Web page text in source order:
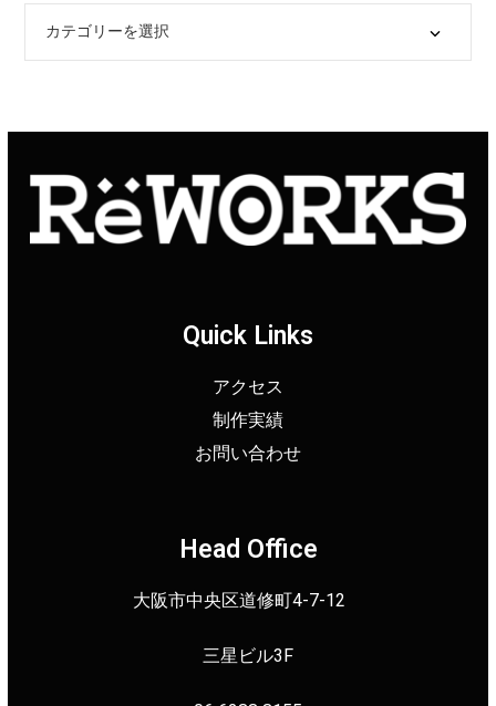
Quick Links
アクセス
制作実績
お問い合わせ
Head Office
大阪市中央区道修町4-7-12
三星ビル3F